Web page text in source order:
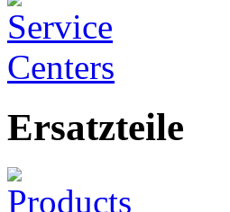
Ersatzteile